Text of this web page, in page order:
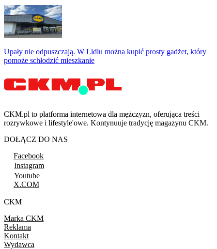
Upały nie odpuszczają. W Lidlu można kupić prosty gadżet, który
pomoże schłodzić mieszkanie
CKM.pl to platforma internetowa dla mężczyzn, oferująca treści
rozrywkowe i lifestyle'owe. Kontynuuje tradycję magazynu CKM.
DOŁĄCZ DO NAS
Facebook
Instagram
Youtube
X.COM
CKM
Marka CKM
Reklama
Kontakt
Wydawca